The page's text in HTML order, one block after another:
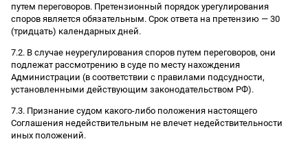
путем переговоров. Претензионный порядок урегулирования
споров является обязательным. Срок ответа на претензию — 30
(тридцать) календарных дней.
7.2. В случае неурегулирования споров путем переговоров, они
подлежат рассмотрению в суде по месту нахождения
Администрации (в соответствии с правилами подсудности,
установленными действующим законодательством РФ).
7.3. Признание судом какого-либо положения настоящего
Соглашения недействительным не влечет недействительности
иных положений.